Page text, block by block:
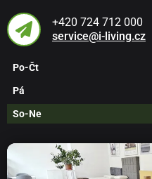
+420 724 712 000
service@i-living.cz
Po-Čt
Pá
So-Ne